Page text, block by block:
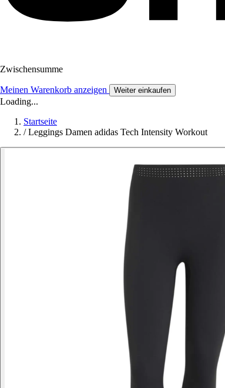
Zwischensumme
Meinen Warenkorb anzeigen Weiter einkaufen
Loading...
Startseite
/ Leggings Damen adidas Tech Intensity Workout